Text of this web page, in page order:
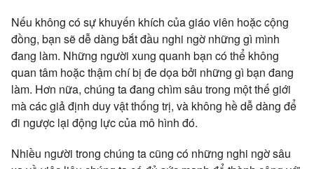
Nếu không có sự khuyến khích của giáo viên hoặc cộng
đồng, bạn sẽ dễ dàng bắt đầu nghi ngờ những gì mình
đang làm. Những người xung quanh bạn có thể không
quan tâm hoặc thậm chí bị đe dọa bởi những gì bạn đang
làm. Hơn nữa, chúng ta đang chìm sâu trong một thế giới
mà các giả định duy vật thống trị, và không hề dễ dàng để
đi ngược lại động lực của mô hình đó.
Nhiều người trong chúng ta cũng có những nghi ngờ sâu